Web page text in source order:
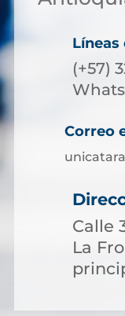
Líneas
(+57)
Correo
Calle
La